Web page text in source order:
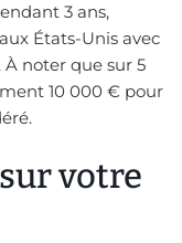
3 ans,
États-Unis avec
noter que sur 5
10 000 € pour
votre